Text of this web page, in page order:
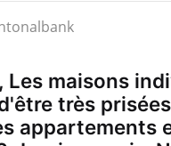
Les maisons
très
appartements